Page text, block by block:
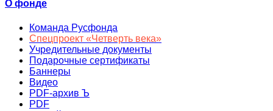
О фонде
Команда Русфонда
Спецпроект «Четверть века»
Учредительные документы
Подарочные сертификаты
Баннеры
Видео
PDF-архив Ъ
PDF